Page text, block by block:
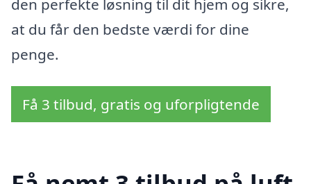
den perfekte løsning til dit hjem og sikre,
at du får den bedste værdi for dine
penge.
Få 3 tilbud, gratis og uforpligtende